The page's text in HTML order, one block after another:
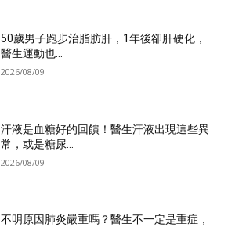
50歲男子跑步治脂肪肝，1年後卻肝硬化，
醫生運動也...
2026/08/09
汗液是血糖好的回饋！醫生汗液出現這些異
常，或是糖尿...
2026/08/09
不明原因肺炎嚴重嗎？醫生不一定是重症，